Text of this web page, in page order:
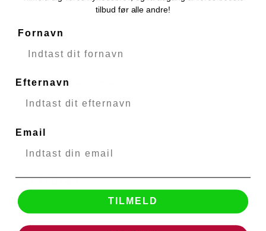
Rixon CoolPods in-ear
349,00 DKK
VIS PRODUKT
tilbud før alle andre!
Fornavn
Efternavn
Email
TILMELD